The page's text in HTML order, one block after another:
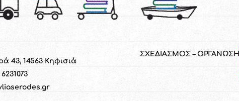
43, 14563 Κηφισιά
ΣΧΕΔΙΑΣΜΟΣ – ΟΡΓΑΝΩΣΗ